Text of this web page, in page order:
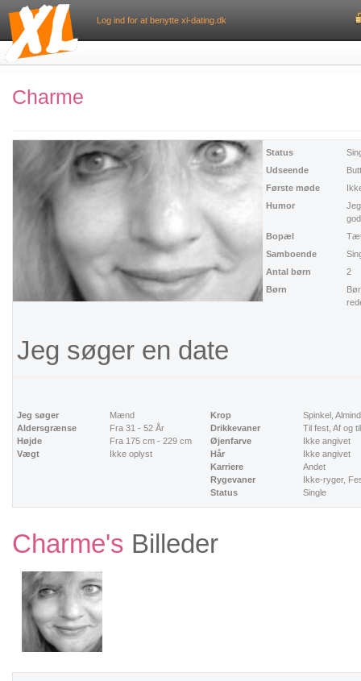
Log ind for at benytte xl-dating.dk
Charme
Status
Udseende
Første møde
Humor
Bopæl
Samboende
Antal børn
2
Børn
Jeg søger en date
Jeg søger
Mænd
Aldersgrænse
Fra 31 - 52 År
Højde
Fra 175 cm - 229 cm
Vægt
Ikke oplyst
Krop
Spinkel,
Drikkevaner
Til fest, Af og til
Øjenfarve
Ikke angivet
Hår
Ikke angivet
Karriere
Andet
Rygevaner
Ikke-ryger,
Status
Single
Charme's Billeder